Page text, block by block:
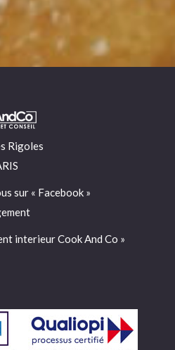
Rigoles
sur « Facebook »
interieur Cook And Co »